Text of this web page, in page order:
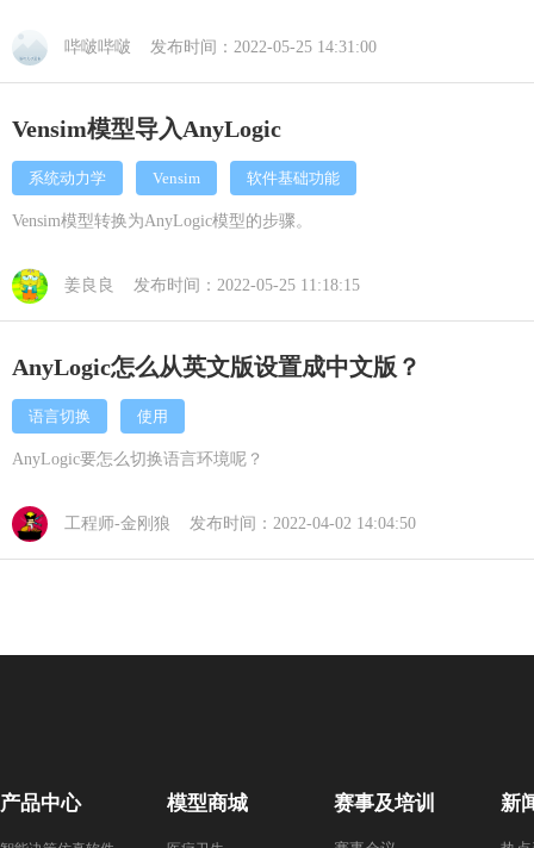
哔啵哔啵 发布时间：2022-05-25 14:31:00
Vensim模型导入AnyLogic
系统动力学 Vensim 软件基础功能
Vensim模型转换为AnyLogic模型的步骤。
姜良良 发布时间：2022-05-25 11:18:15
AnyLogic怎么从英文版设置成中文版？
语言切换 使用
AnyLogic要怎么切换语言环境呢？
工程师-金刚狼 发布时间：2022-04-02 14:04:50
产品中心 模型商城 赛事及培训 新